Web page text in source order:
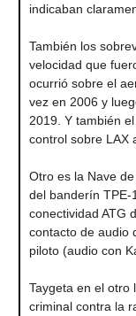
indicaban
También los
velocidad que
ocurrió sobre el
vez en 2006 y
2019. Y también
control sobre LAX
Otro es la Nave
del banderín TPE-
conectividad ATG
contacto de audio
piloto (audio con
Taygeta en el otro
criminal contra la